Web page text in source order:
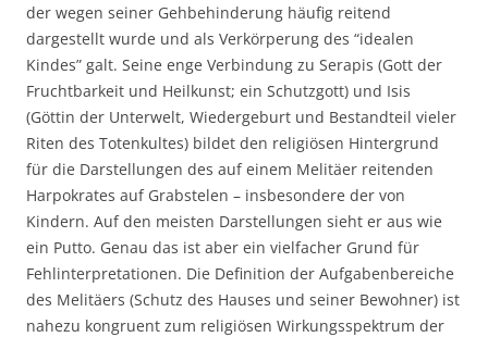
der wegen seiner Gehbehinderung häufig reitend
dargestellt wurde und als Verkörperung des “idealen
Kindes” galt. Seine enge Verbindung zu Serapis (Gott der
Fruchtbarkeit und Heilkunst; ein Schutzgott) und Isis
(Göttin der Unterwelt, Wiedergeburt und Bestandteil vieler
Riten des Totenkultes) bildet den religiösen Hintergrund
für die Darstellungen des auf einem Melitäer reitenden
Harpokrates auf Grabstelen – insbesondere der von
Kindern. Auf den meisten Darstellungen sieht er aus wie
ein Putto. Genau das ist aber ein vielfacher Grund für
Fehlinterpretationen. Die Definition der Aufgabenbereiche
des Melitäers (Schutz des Hauses und seiner Bewohner) ist
nahezu kongruent zum religiösen Wirkungsspektrum der